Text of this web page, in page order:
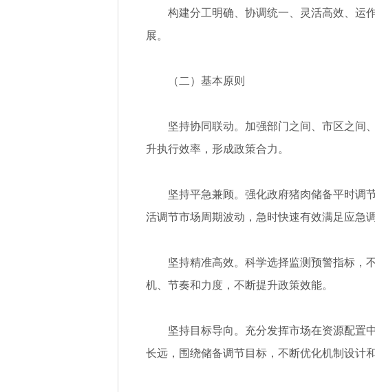
构建分工明确、协调统一、灵活高效、运
展。
（二）基本原则
坚持协同联动。加强部门之间、市区之间
升执行效率，形成政策合力。
坚持平急兼顾。强化政府猪肉储备平时调
活调节市场周期波动，急时快速有效满足应急调
坚持精准高效。科学选择监测预警指标，
机、节奏和力度，不断提升政策效能。
坚持目标导向。充分发挥市场在资源配置
长远，围绕储备调节目标，不断优化机制设计